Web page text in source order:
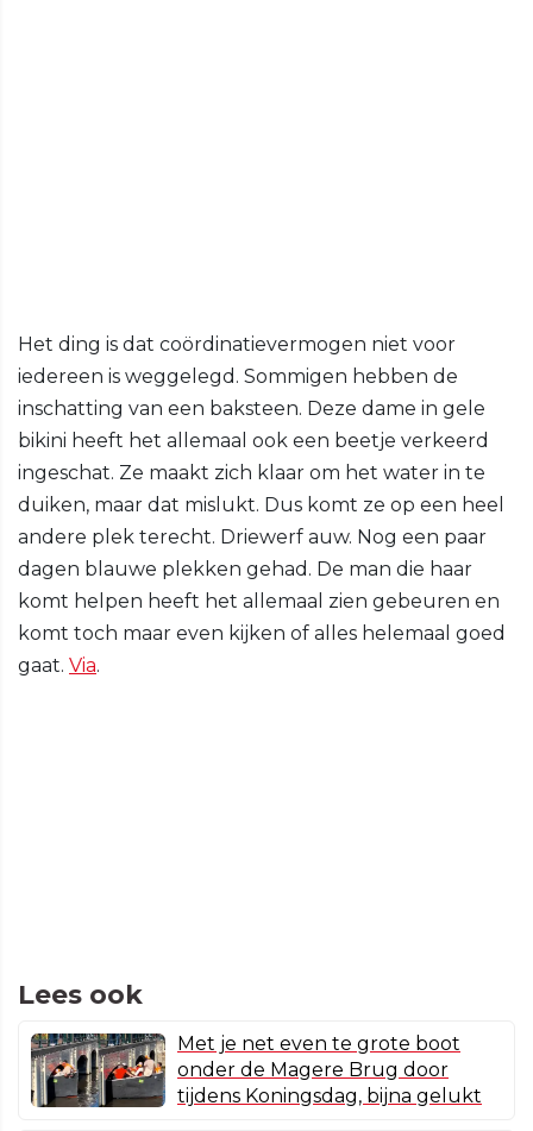
Het ding is dat coördinatievermogen niet voor
iedereen is weggelegd. Sommigen hebben de
inschatting van een baksteen. Deze dame in gele
bikini heeft het allemaal ook een beetje verkeerd
ingeschat. Ze maakt zich klaar om het water in te
duiken, maar dat mislukt. Dus komt ze op een heel
andere plek terecht. Driewerf auw. Nog een paar
dagen blauwe plekken gehad. De man die haar
komt helpen heeft het allemaal zien gebeuren en
komt toch maar even kijken of alles helemaal goed
gaat. Via.
Lees ook
Met je net even te grote boot
onder de Magere Brug door
tijdens Koningsdag, bijna gelukt